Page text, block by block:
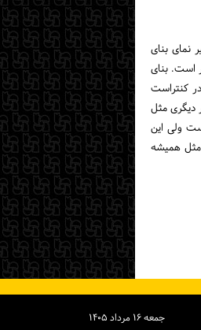
نمای بنای
است. بنای
کنتراست
دیگری مثل
ولی این
مثل همیشه
جمعه ۱۶ مرداد ۱۴۰۵